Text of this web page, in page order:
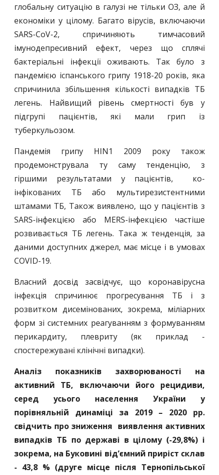
глобальну ситуацію в галузі не тільки ОЗ, але й
економіки у цілому. Багато вірусів, включаючи
SARS-CoV-2, спричиняють тимчасовий
імунодепресивний ефект, через що сплячі
бактеріальні інфекції оживають. Так було з
пандемією іспанського грипу 1918-20 років, яка
спричинила збільшення кількості випадків ТБ
легень. Найвищий рівень смертності був у
підгрупі пацієнтів, які мали грип із
туберкульозом.
Пандемія грипу HIN1 2009 року також
продемонструвала ту саму тенденцію, з
гіршими результатами у пацієнтів, ко-
інфікованих ТБ або мультирезистентними
штамами ТБ, Також виявлено, що у пацієнтів з
SARS-інфекцією або MERS-інфекцією частіше
розвивається ТБ легень. Така ж тенденція, за
даними доступних джерел, має місце і в умовах
COVID-19.
Власний досвід засвідчує, що коронавірусна
інфекція спричинює прогресування ТБ і з
розвитком дисемінованих, зокрема, міліарних
форм зі системних реагуванням з формуванням
перикардиту, плевриту (як приклад -
спостережувані клінічні випадки).
Аналіз показників захворюваності на
активний ТБ, включаючи його рецидиви,
серед усього населення України у
порівняльній динаміці за 2019 – 2020 рр.
свідчить про зниження виявлення активних
випадків ТБ по державі в цілому (-29,8%) і
зокрема, на Буковині від’ємний приріст склав
- 43,8 % (друге місце після Тернопільської